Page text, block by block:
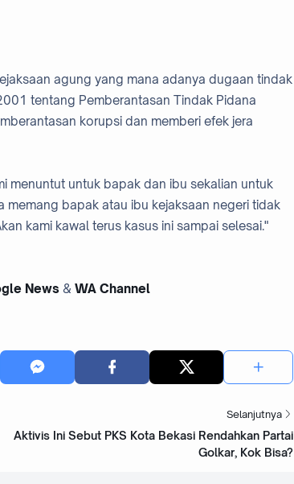
agung yang mana adanya dugaan tindak
tentang Pemberantasan Tindak Pidana
korupsi dan memberi efek jera
menuntut untuk bapak dan ibu sekalian untuk
memang bapak atau ibu kejaksaan negeri tidak
kami kawal terus kasus ini sampai selesai."
News& WA Channel
Selanjutnya
Aktivis Ini Sebut PKS Kota Bekasi Rendahkan Partai
Golkar, Kok Bisa?